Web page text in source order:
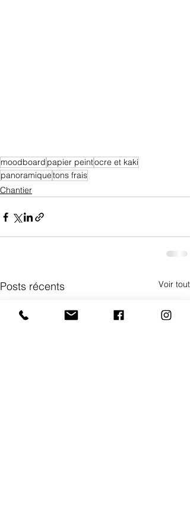
moodboard papier peintocre et kaki
panoramiquetons frais
Chantier
Posts récents Voir tout